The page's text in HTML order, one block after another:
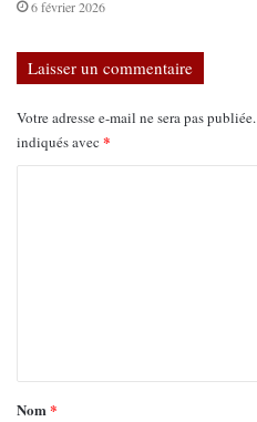
6 février 2026
Laisser un commentaire
Votre adresse e-mail ne sera pas publiée.
indiqués avec *
Nom*